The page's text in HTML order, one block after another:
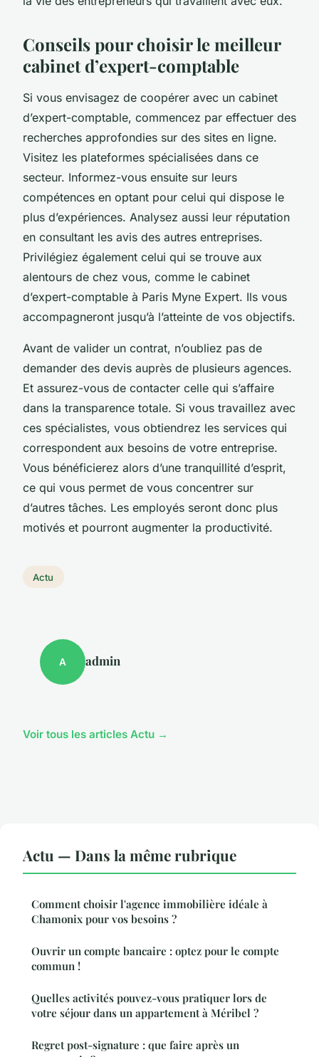
Conseils pour choisir le meilleur
cabinet d’expert-comptable
Si vous envisagez de coopérer avec un cabinet
d’expert-comptable, commencez par effectuer des
recherches approfondies sur des sites en ligne.
Visitez les plateformes spécialisées dans ce
secteur. Informez-vous ensuite sur leurs
compétences en optant pour celui qui dispose le
plus d’expériences. Analysez aussi leur réputation
en consultant les avis des autres entreprises.
Privilégiez également celui qui se trouve aux
alentours de chez vous, comme le cabinet
d’expert-comptable à Paris Myne Expert. Ils vous
accompagneront jusqu’à l’atteinte de vos objectifs.
Avant de valider un contrat, n’oubliez pas de
demander des devis auprès de plusieurs agences.
Et assurez-vous de contacter celle qui s’affaire
dans la transparence totale. Si vous travaillez avec
ces spécialistes, vous obtiendrez les services qui
correspondent aux besoins de votre entreprise.
Vous bénéficierez alors d’une tranquillité d’esprit,
ce qui vous permet de vous concentrer sur
d’autres tâches. Les employés seront donc plus
motivés et pourront augmenter la productivité.
Actu
A admin
Voir tous les articles Actu →
Actu — Dans la même rubrique
Comment choisir l'agence immobilière idéale à
Chamonix pour vos besoins ?
Ouvrir un compte bancaire : optez pour le compte
commun !
Quelles activités pouvez-vous pratiquer lors de
votre séjour dans un appartement à Méribel ?
Regret post-signature : que faire après un